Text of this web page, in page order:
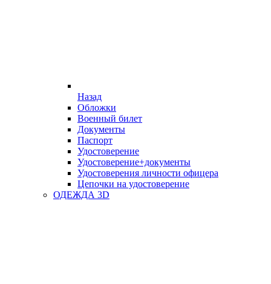
Назад
Обложки
Военный билет
Документы
Паспорт
Удостоверение
Удостоверение+документы
Удостоверения личности офицера
Цепочки на удостоверение
ОДЕЖДА 3D